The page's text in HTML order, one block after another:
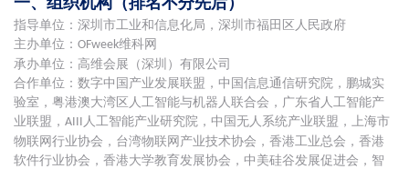
指导单位：深圳市工业和信息化局，深圳市福田区人民政府
主办单位： OFweek维科网
承办单位：高维会展（深圳）有限公司
合作单位：数字中国产业发展联盟，中国信息通信研究院，鹏城实
验室，粤港澳大湾区人工智能与机器人联合会，广东省人工智能产
业联盟， AIII 人工智能产业研究院，中国无人系统产业联盟，上海市
物联网行业协会，台湾物联网产业技术协会，香港工业总会，香港
软件行业协会，香港大学教育发展协会，中美硅谷发展促进会，智